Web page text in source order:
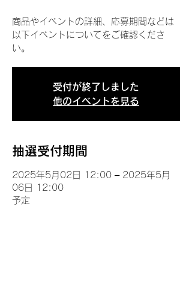
商品やイベントの詳細、応募期間などは
以下イベントについてをご確認くださ
い。
受付が終了しました
他のイベントを見る
抽選受付期間
2025年5月02日 12:00 – 2025年5月
06日 12:00
予定